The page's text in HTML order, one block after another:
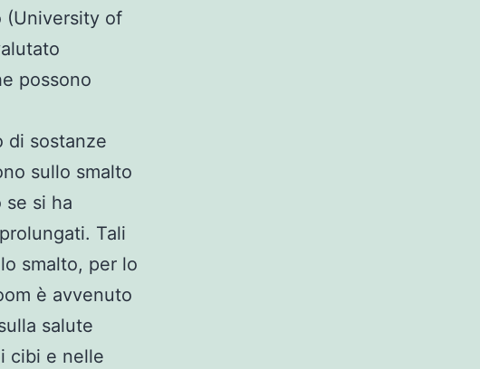
(University of
possono
di sostanze
sullo smalto
si ha
Tali
smalto, per lo
è avvenuto
salute
cibi e nelle